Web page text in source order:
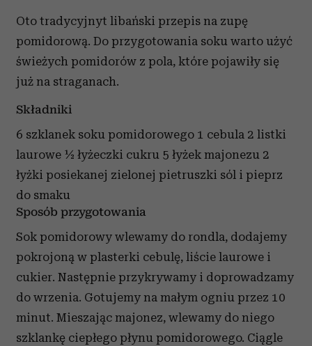
Oto tradycyjnyt libański przepis na zupę
pomidorową. Do przygotowania soku warto użyć
świeżych pomidorów z pola, które pojawiły się
już na straganach.
Składniki
6 szklanek soku pomidorowego 1 cebula 2 listki
laurowe ½ łyżeczki cukru 5 łyżek majonezu 2
łyżki posiekanej zielonej pietruszki sól i pieprz
do smaku
Sposób przygotowania
Sok pomidorowy wlewamy do rondla, dodajemy
pokrojoną w plasterki cebulę, liście laurowe i
cukier. Następnie przykrywamy i doprowadzamy
do wrzenia. Gotujemy na małym ogniu przez 10
minut. Mieszając majonez, wlewamy do niego
szklankę ciepłego płynu pomidorowego. Ciągle